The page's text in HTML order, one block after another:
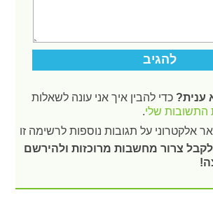
ענית? כדי להבין איך אני עונה לשאלות
התשובות שלי.
אלקטרוני על תגובות נוספות לרשימה זו
לקבל צרור מחשבות מרוכזות ולהירשם